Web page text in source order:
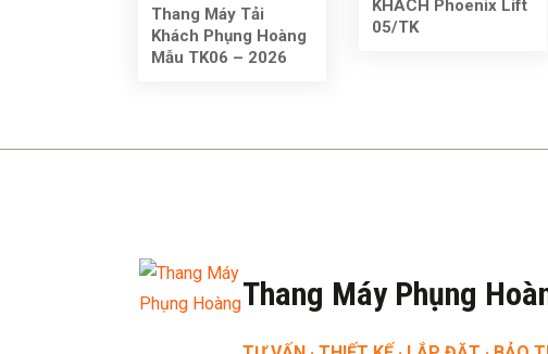
Thang Máy Tải
Khách Phụng Hoàng
Mẫu TK06 – 2026
KHÁCH Phoenix Lift
05/TK
Thang Máy Phụng